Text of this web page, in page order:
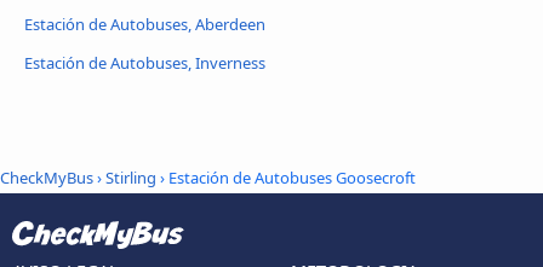
Estación de Autobuses, Aberdeen
Estación de Autobuses, Inverness
CheckMyBus›Stirling › Estación de Autobuses Goosecroft